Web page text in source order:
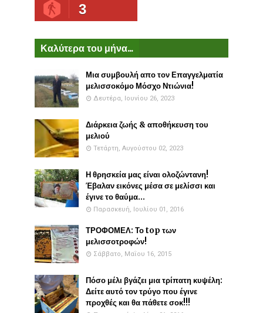
3
Καλύτερα του μήνα...
Μια συμβουλή απο τον Επαγγελματία
μελισσοκόμο Μόσχο Ντιώνια!
Δευτέρα, Ιουνίου 26, 2023
Διάρκεια ζωής & αποθήκευση του
μελιού
Τετάρτη, Αυγούστου 02, 2023
Η θρησκεία μας είναι ολοζώντανη!
Έβαλαν εικόνες μέσα σε μελίσσι και
έγινε το θαύμα...
Παρασκευή, Ιουλίου 01, 2016
ΤΡΟΦΟΜΕΛ: Το top των
μελισσοτροφών!
Σάββατο, Μαΐου 16, 2015
Πόσο μέλι βγάζει μια τρίπατη κυψέλη:
Δείτε αυτό τον τρύγο που έγινε
προχθές και θα πάθετε σοκ!!!